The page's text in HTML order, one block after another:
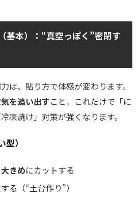
基本）：“真空っぽく”密閉す
は、貼り方で体感が変わります。
を追い出すこと。これだけで「に
凍焼け」対策が強くなります。
）
きめにカットする
る（“土台作り”）